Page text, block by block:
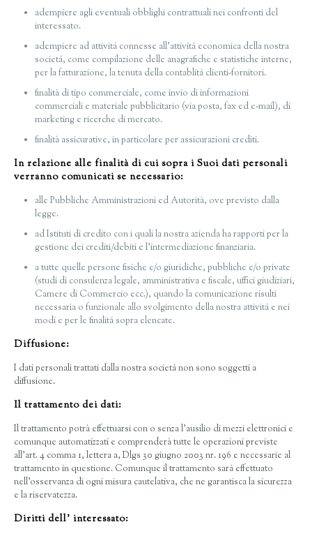
adempiere agli eventuali obblighi contrattuali nei confronti del
interessato.
adempiere ad attivitá connesse all’attivitá economica della nostra
societá, come compilazione delle anagrafiche e statistiche interne,
per la fatturazione, la tenuta della contablitá clienti-fornitori.
finalità di tipo commerciale, come invio di informazioni
commerciali e materiale pubblicitario (via posta, fax ed e-mail), di
marketing e ricerche di mercato.
finalità assicurative, in particolare per assicurazioni crediti.
In relazione alle finalità di cui sopra i Suoi dati personali
verranno comunicati se necessario:
alle Pubbliche Amministrazioni ed Autorità, ove previsto dalla
legge.
ad Istituti di credito con i quali la nostra azienda ha rapporti per la
gestione dei crediti/debiti e l’intermediazione finanziaria.
a tutte quelle persone fisiche e/o giuridiche, pubbliche e/o private
(studi di consulenza legale, amministrativa e fiscale, uffici giudiziari,
Camere di Commercio ecc.), quando la comunicazione risulti
necessaria o funzionale allo svolgimento della nostra attivitá e nei
modi e per le finalitá sopra elencate.
Diffusione:
I dati personali trattati dalla nostra societá non sono soggetti a
diffusione.
Il trattamento dei dati:
Il trattamento potrà effettuarsi con o senza l’ausilio di mezzi elettronici e
comunque automatizzati e comprenderà tutte le operazioni previste
all’art. 4 comma 1, lettera a, Dlgs 30 giugno 2003 nr. 196 e necessarie al
trattamento in questione. Comunque il trattamento sará effettuato
nell’osservanza di ogni misura cautelativa, che ne garantisca la sicurezza
e la riservatezza.
Diritti dell’ interessato: